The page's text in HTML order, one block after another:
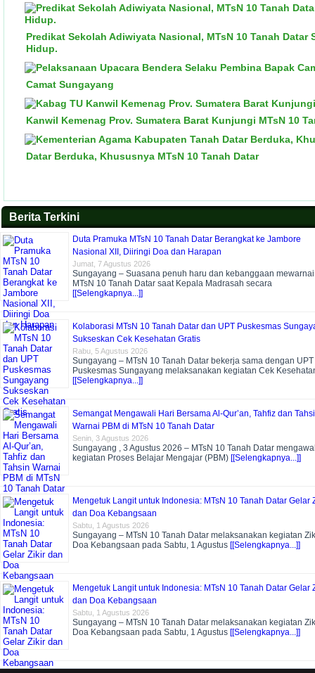
Predikat Sekolah Adiwiyata Nasional, MTsN 10 Tanah
Hidup.
Camat Sungayang
Kanwil Kemenag Prov. Sumatera Barat Kunjungi MTsN 10
Datar Berduka, Khususnya MTsN 10 Tanah Datar
Berita Terkini
Duta Pramuka MTsN 10 Tanah Datar Berangkat ke Jambore
Nasional XII, Diiringi Doa dan Harapan
Jumat, 7 Agustus 2026
Sungayang – Suasana penuh haru dan kebanggaan mewarnai
MTsN 10 Tanah Datar saat Kepala Madrasah secara
[[Selengkapnya...]]
Kolaborasi MTsN 10 Tanah Datar dan UPT Puskesmas
Sukseskan Cek Kesehatan Gratis
Rabu, 5 Agustus 2026
Sungayang – MTsN 10 Tanah Datar bekerja sama dengan UPT
Puskesmas Sungayang melaksanakan kegiatan Cek
[[Selengkapnya...]]
Semangat Mengawali Hari Bersama Al-Qur’an, Tahfiz dan
Warnai PBM di MTsN 10 Tanah Datar
Senin, 3 Agustus 2026
Sungayang , 3 Agustus 2026 – MTsN 10 Tanah Datar
kegiatan Proses Belajar Mengajar (PBM) [[Selengkapnya...]]
Mengetuk Langit untuk Indonesia: MTsN 10 Tanah Datar Gelar
dan Doa Kebangsaan
Sabtu, 1 Agustus 2026
Sungayang – MTsN 10 Tanah Datar melaksanakan kegiatan
Doa Kebangsaan pada Sabtu, 1 Agustus [[Selengkapnya...]]
Mengetuk Langit untuk Indonesia: MTsN 10 Tanah Datar Gelar
dan Doa Kebangsaan
Sabtu, 1 Agustus 2026
Sungayang – MTsN 10 Tanah Datar melaksanakan kegiatan
Doa Kebangsaan pada Sabtu, 1 Agustus [[Selengkapnya...]]